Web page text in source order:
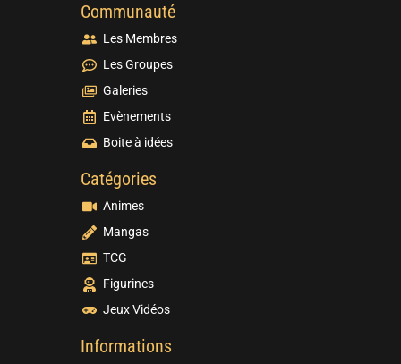
Communauté
Les Membres
Les Groupes
Galeries
Evènements
Boite à idées
Catégories
Animes
Mangas
TCG
Figurines
Jeux Vidéos
Informations